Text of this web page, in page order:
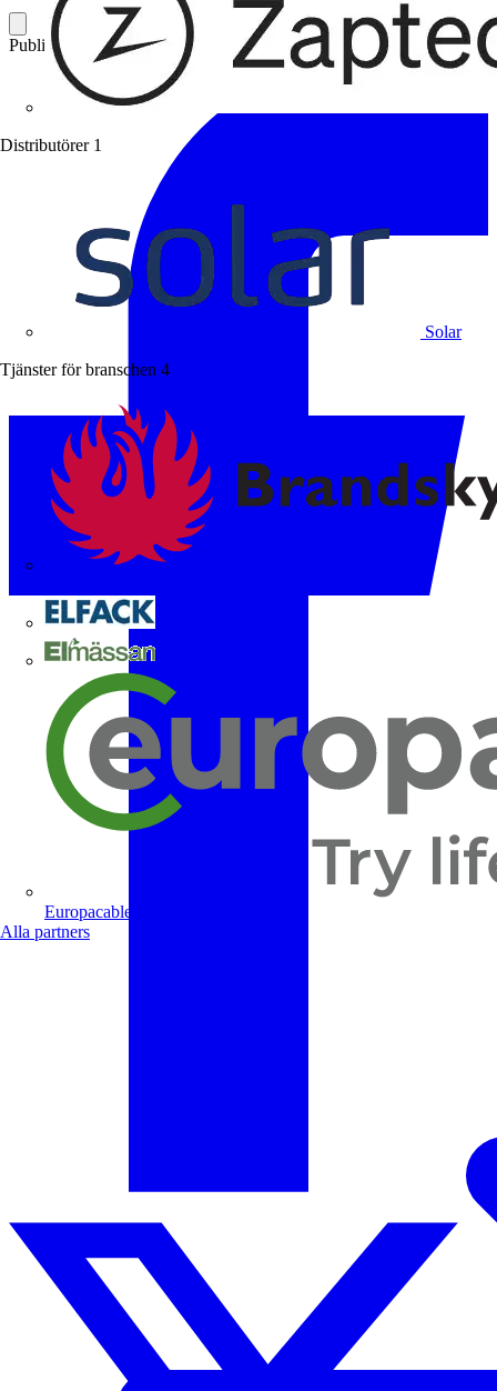
Distributörer 1
Solar
Tjänster för branschen 4
Europacable
Alla partners
Publicerad: 22 januari 2019 Kategori: Leverantörsnyheter